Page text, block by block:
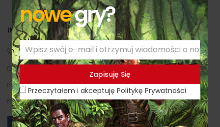
nowegry?
Przeczytałem i akceptuję Politykę Prywatności
INFORMACJE KONTAKTOWE
(+48) 530 630 730
biuro[małpa]redimp.pl
sklep[małpa]redimp.pl
Prosta 244, 43-376 Kalna, Polska